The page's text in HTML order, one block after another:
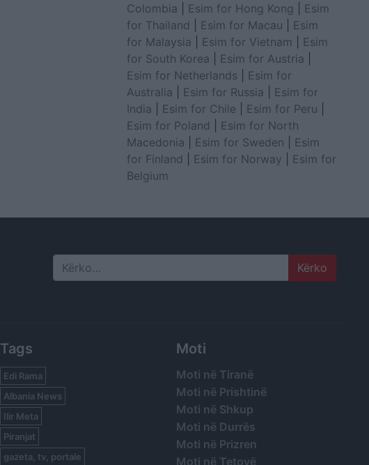
Colombia
Esim for Hong Kong
Esim
for Thailand
Esim for Macau
Esim
for Malaysia
Esim for Vietnam
Esim
for South Korea
Esim for Austria
Esim for Netherlands
Esim for
Australia
Esim for Russia
Esim for
India
Esim for Chile Esim for Peru
Esim for Poland
Esim for North
Macedonia
Esim for Sweden
Esim
for Finland
Esim for Norway
Esim for
Belgium
Search
Tags
Edi Rama
Albania News
Ilir Meta
Piranjat
gazeta, tv, portale
Moti
Moti në Tiranë
Moti në Prishtinë
Moti në Shkup
Moti në Durrës
Moti në Prizren
Moti në Tetovë